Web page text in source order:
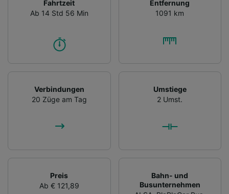
Fahrtzeit
Ab 14 Std 56 Min
Entfernung
1091 km
Verbindungen
20 Züge am Tag
Umstiege
2 Umst.
Preis
Ab € 121,89
Bahn- und
Busunternehmen